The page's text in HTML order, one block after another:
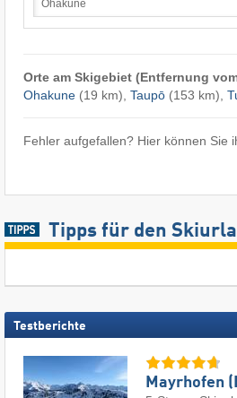
Orte am Skigebiet (Entfernung
Ohakune(19 km), Taupō(153 km),
Fehler aufgefallen? Hier können Sie
Tipps für den
Testberichte
Mayrhofen